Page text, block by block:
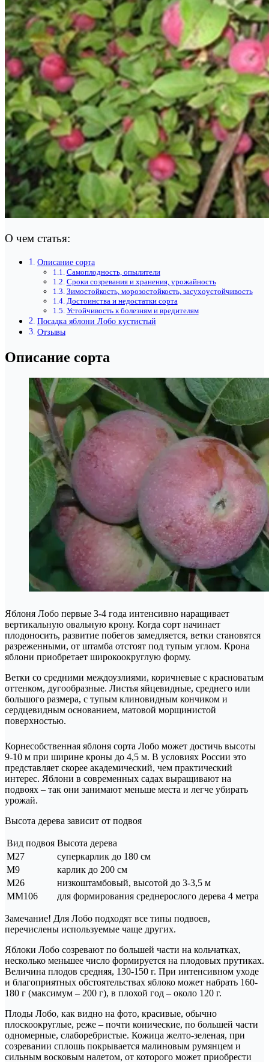
О чем статья:
Описание сорта
Самоплодность, опылители
Сроки созревания и хранения, урожайность
Зимостойкость, морозостойкость, засухоустойчивость
Достоинства и недостатки сорта
Устойчивость к болезням и вредителям
Посадка яблони Лобо кустистый
Отзывы
Описание сорта
Яблоня Лобо первые 3-4 года интенсивно наращивает
вертикальную овальную крону. Когда сорт начинает
плодоносить, развитие побегов замедляется, ветки становятся
разреженными, от штамба отстоят под тупым углом. Крона
яблони приобретает широкоокруглую форму.
Ветки со средними междоузлиями, коричневые с красноватым
оттенком, дугообразные. Листья яйцевидные, среднего или
большого размера, с тупым клиновидным кончиком и
сердцевидным основанием, матовой морщинистой
поверхностью.
Корнесобственная яблоня сорта Лобо может достичь высоты
9-10 м при ширине кроны до 4,5 м. В условиях России это
представляет скорее академический, чем практический
интерес. Яблони в современных садах выращивают на
подвоях – так они занимают меньше места и легче убирать
урожай.
Высота дерева зависит от подвоя
Вид подвоя Высота дерева
М27
суперкарлик до 180 см
М9
карлик до 200 см
М26
низкоштамбовый, высотой до 3-3,5 м
ММ106
для формирования среднерослого дерева 4 метра
Замечание! Для Лобо подходят все типы подвоев,
перечислены используемые чаще других.
Яблоки Лобо созревают по большей части на кольчатках,
несколько меньшее число формируется на плодовых прутиках.
Величина плодов средняя, 130-150 г. При интенсивном уходе
и благоприятных обстоятельствах яблоко может набрать 160-
180 г (максимум – 200 г), в плохой год – около 120 г.
Плоды Лобо, как видно на фото, красивые, обычно
плоскоокруглые, реже – почти конические, по большей части
одномерные, слаборебристые. Кожица желто-зеленая, при
созревании сплошь покрывается малиновым румянцем и
сильным восковым налетом, от которого может приобрести